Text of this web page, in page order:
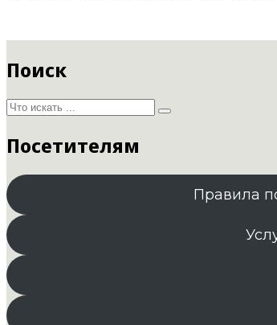
Поиск
Посетителям
Правила